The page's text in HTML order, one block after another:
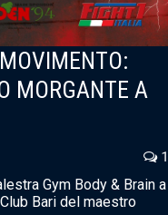
MORGANTE A
1
Gym Body & Brain a
Bari del maestro